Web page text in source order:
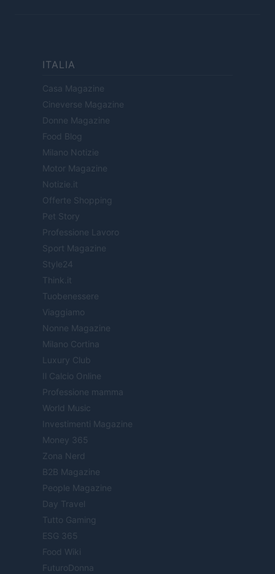
ITALIA
Casa Magazine
Cineverse Magazine
Donne Magazine
Food Blog
Milano Notizie
Motor Magazine
Notizie.it
Offerte Shopping
Pet Story
Professione Lavoro
Sport Magazine
Style24
Think.it
Tuobenessere
Viaggiamo
Nonne Magazine
Milano Cortina
Luxury Club
Il Calcio Online
Professione mamma
World Music
Investimenti Magazine
Money 365
Zona Nerd
B2B Magazine
People Magazine
Day Travel
Tutto Gaming
ESG 365
Food Wiki
FuturoDonna